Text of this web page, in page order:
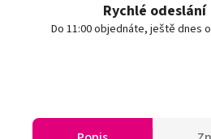
Rychlé odeslání
Do 11:00 objednáte, ještě dnes